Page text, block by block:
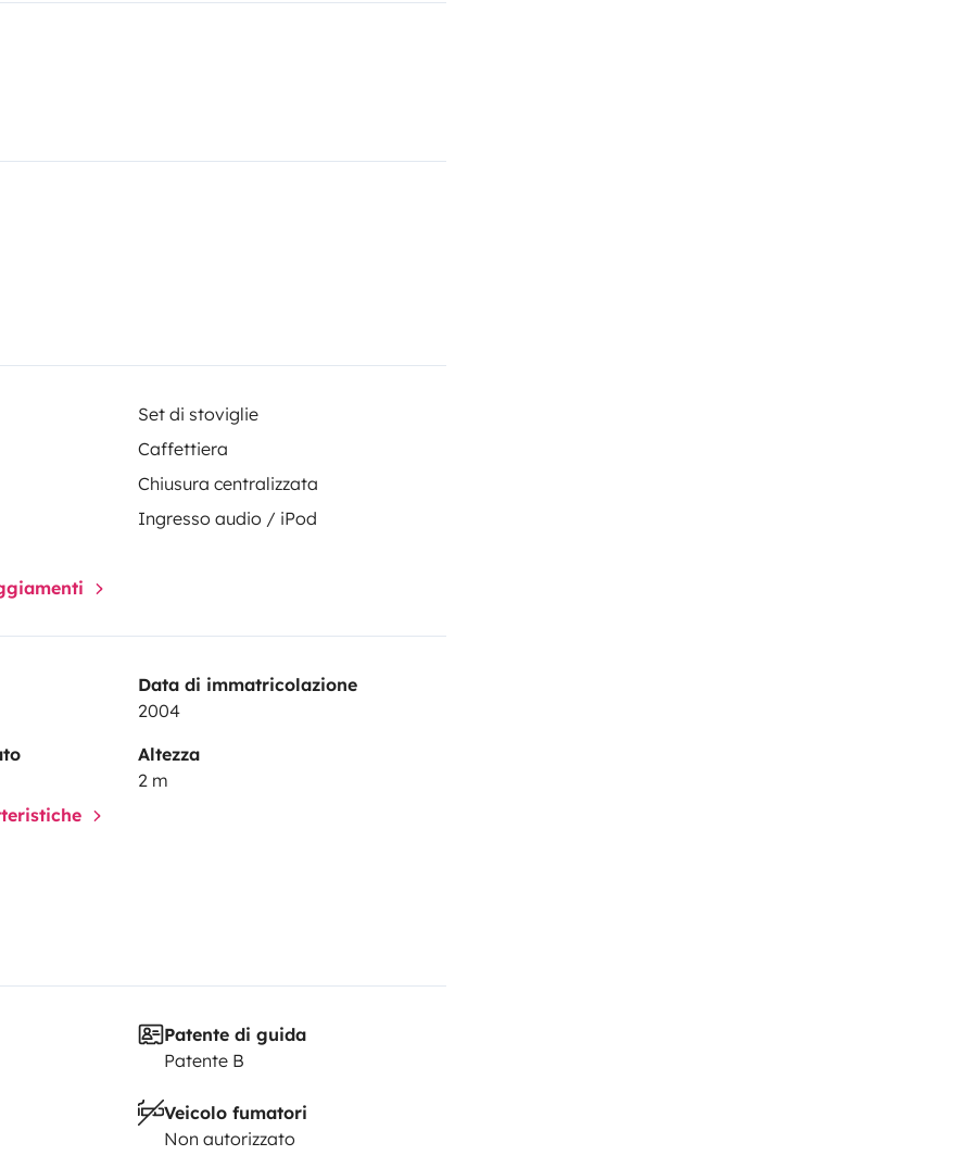
dei pasti, anche in
l'energia e goderti i tuoi
Con il nostro Fuegoneta
e ogni destinazione una casa
Set di stoviglie
Caffettiera
Chiusura centralizzata
Ingresso audio / iPod
Data di immatricolazione
2004
Altezza
2 m
Patente di guida
Patente B
Veicolo fumatori
Non autorizzato